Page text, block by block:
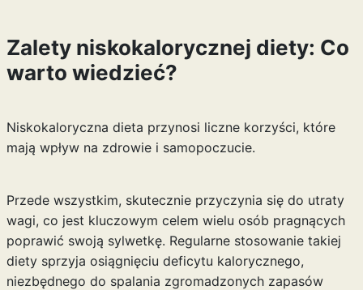
Zalety niskokalorycznej diety: Co
warto wiedzieć?
Niskokaloryczna dieta przynosi liczne korzyści, które
mają wpływ na zdrowie i samopoczucie.
Przede wszystkim, skutecznie przyczynia się do utraty
wagi, co jest kluczowym celem wielu osób pragnących
poprawić swoją sylwetkę. Regularne stosowanie takiej
diety sprzyja osiągnięciu deficytu kalorycznego,
niezbędnego do spalania zgromadzonych zapasów